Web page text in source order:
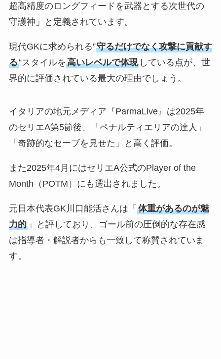
超高精度のロングフィードを武器とする次世代の
守護神」と定義されています。
現代GKに求められる”守るだけでなく攻撃に貢献す
る“スタイルを高いレベルで体現している点が、世
界的に評価されている最大の理由でしょう。
イタリアの地元メディア『ParmaLive』は2025年
のセリエA第5節後、「ペナルティエリアの達人」
「奇跡的なセーブを見せた」と高く評価。
また2025年4月にはセリエA公式のPlayer of the
Month（POTM）にも選出されました。
元日本代表GK川口能活さんは「 体重があるのが魅
力的」と評しており、ゴール前の圧倒的な存在感
は指導者・解説者からも一致して称賛されていま
す。